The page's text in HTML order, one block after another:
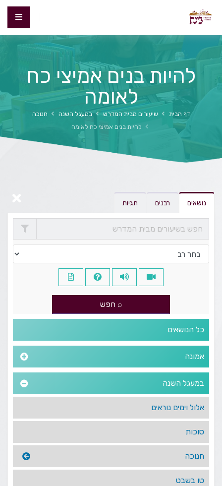
להיות בנים אמיצי כח
לאומה
דף הבית שיעורים מבית המדרש במעגל השנה
חנוכה
להיות בנים אמיצי כח לאומה
נושאים רבנים תגיות
כל הנושאים
אמונה
במעגל השנה
אלול וימים נוראים
סוכות
חנוכה
טו בשבט